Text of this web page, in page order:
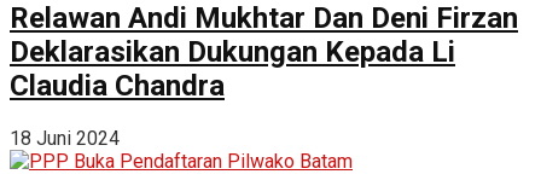
Relawan Andi Mukhtar Dan Deni Firzan
Deklarasikan Dukungan Kepada Li
Claudia Chandra
18 Juni 2024